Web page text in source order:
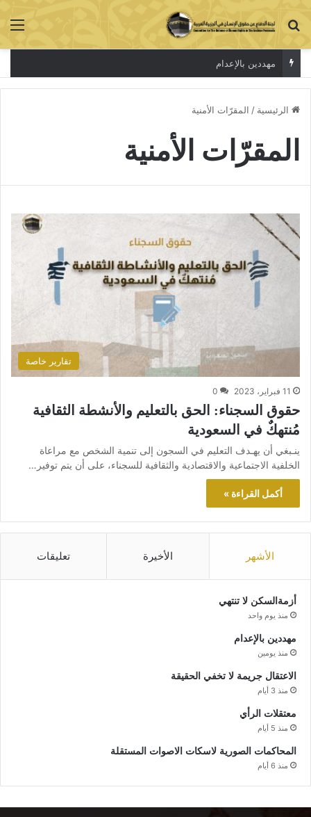
بحث عن
مهددين بالإعدام
الرئيسية / المقرّات الأمنية
المقرّات الأمنية
تقارير خاصة
11 فبراير، 2023 0
حقوق السجناء: الحق بالتعليم والأنشطة الثقافية
مُنتهكٌ في السعودية
ينـبغي أن يهـدف التعليم في السجون إلى تنمية الشخص مع مراعاة
الخلفية الاجتماعية والاقتصادية والثقافية للسجناء، على أن يتم توفير…
أكمل القراءة »
الأشهر الأخيرة تعليقات
أزمةالسكن لا تنتهي
منذ يوم واحد
مهددين بالإعدام
منذ يومين
الاعتقال جريمة لا تخفي الحقيقة
منذ 3 أيام
معتقلات الرأي
منذ 5 أيام
المحاكمات الصورية لاسكات الاصوات المستقلة
منذ 6 أيام